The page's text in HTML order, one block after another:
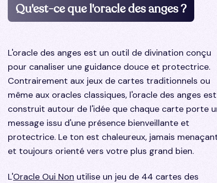
Qu'est-ce que l'oracle des anges ?
L'oracle des anges est un outil de divination conçu
pour canaliser une guidance douce et protectrice.
Contrairement aux jeux de cartes traditionnels ou
même aux oracles classiques, l'oracle des anges est
construit autour de l'idée que chaque carte porte
message issu d'une présence bienveillante et
protectrice. Le ton est chaleureux, jamais
et toujours orienté vers votre plus grand bien.
L'Oracle Oui Non utilise un jeu de 44 cartes des